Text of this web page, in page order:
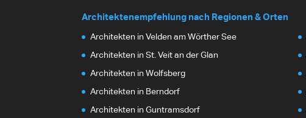
Architektenempfehlung nach Regionen & Orten
Architekten in Velden am Wörther See
Architekten in St. Veit an der Glan
Architekten in Wolfsberg
Architekten in Berndorf
Architekten in Guntramsdorf